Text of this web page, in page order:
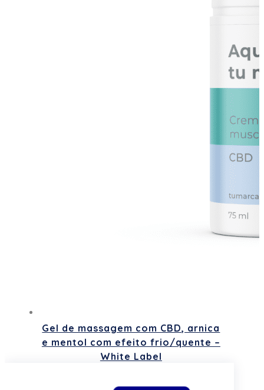
Gel de massagem com CBD, arnica
e mentol com efeito frio/quente –
White Label